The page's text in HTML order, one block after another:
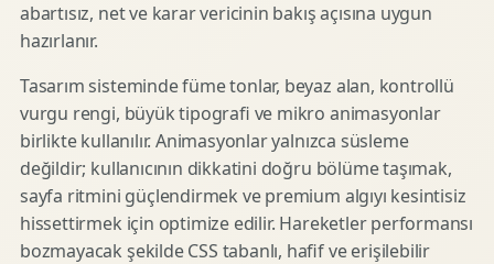
abartısız, net ve karar vericinin bakış açısına uygun
hazırlanır.
Tasarım sisteminde füme tonlar, beyaz alan, kontrollü
vurgu rengi, büyük tipografi ve mikro animasyonlar
birlikte kullanılır. Animasyonlar yalnızca süsleme
değildir; kullanıcının dikkatini doğru bölüme taşımak,
sayfa ritmini güçlendirmek ve premium algıyı kesintisiz
hissettirmek için optimize edilir. Hareketler performansı
bozmayacak şekilde CSS tabanlı, hafif ve erişilebilir